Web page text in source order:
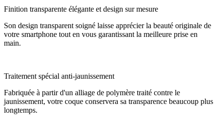
Finition transparente élégante et design sur mesure
Son design transparent soigné laisse apprécier la beauté originale de
votre smartphone tout en vous garantissant la meilleure prise en
main.
Traitement spécial anti-jaunissement
Fabriquée à partir d'un alliage de polymère traité contre le
jaunissement, votre coque conservera sa transparence beaucoup plus
longtemps.